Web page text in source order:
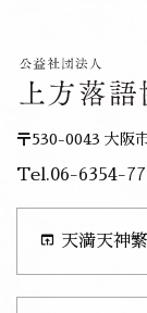
〒530-0043 大阪
Tel.06-6354-
open_in_browser 天満天神